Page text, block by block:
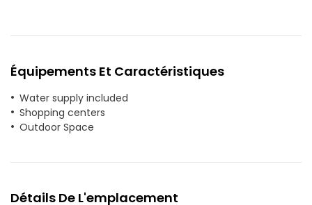
Équipements Et Caractéristiques
Water supply included
Shopping centers
Outdoor Space
Détails De L'emplacement